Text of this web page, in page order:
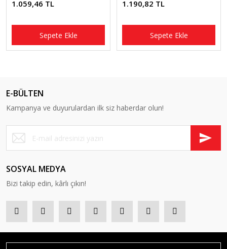
1.059,46 TL
Sepete Ekle
1.190,82 TL
Sepete Ekle
E-BÜLTEN
Kampanya ve duyurulardan ilk siz haberdar olun!
SOSYAL MEDYA
Bizi takip edin, kârlı çıkın!